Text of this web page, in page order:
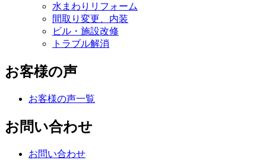
水まわりリフォーム
間取り変更、内装
ビル・施設改修
トラブル解消
お客様の声
お客様の声一覧
お問い合わせ
お問い合わせ